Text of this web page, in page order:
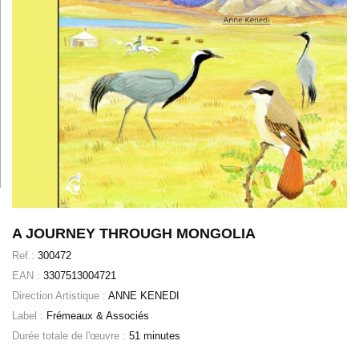
A JOURNEY THROUGH MONGOLIA
Ref.: 300472
EAN : 3307513004721
Direction Artistique : ANNE KENEDI
Label : Frémeaux & Associés
Durée totale de l'œuvre : 51 minutes